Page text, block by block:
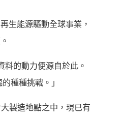
生能源驅動全球事業，
料的動力便源自於此。
種種挑戰。」
製造地點之中， 現已有